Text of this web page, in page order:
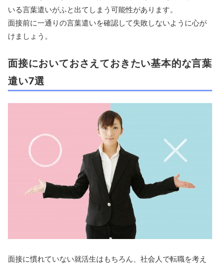
いる言葉遣いがふと出てしまう可能性があります。
面接前に一通りの言葉遣いを確認して失敗しないように心が
けましょう。
面接においておさえておきたい基本的な言葉
遣い7選
面接に慣れていない就活生はもちろん、社会人で転職を考え